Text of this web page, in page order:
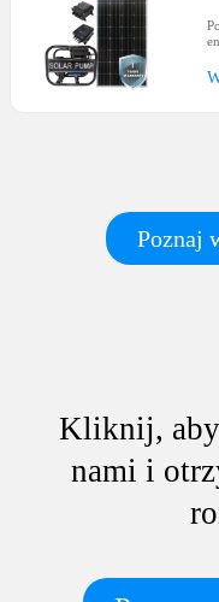
Poznaj
Kliknij, aby
nami i